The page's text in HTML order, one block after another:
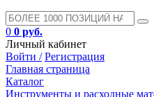
0 0 руб.
Личный кабинет
Войти / Регистрация
Главная страница
Каталог
Инструменты и расходные